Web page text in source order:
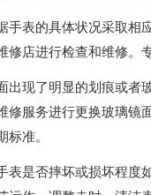
表的具体状况采取相应
修店进行检查和维修。
现了明显的划痕或者玻
修服务进行更换玻璃镜
标准。
是否摔坏或损坏程度如